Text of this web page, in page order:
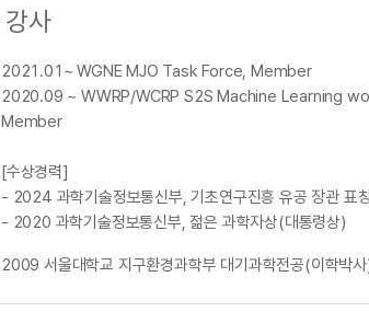
강사
2021.01~ WGNE MJO Task Force, Member
2020.09 ~ WWRP/WCRP S2S Machine Learning
Member
[수상경력]
- 2024 과학기술정보통신부, 기초연구진흥 유공 장관 표
- 2020 과학기술정보통신부, 젊은 과학자상(대통령상)
2009 서울대학교 지구환경과학부 대기과학전공(이학박